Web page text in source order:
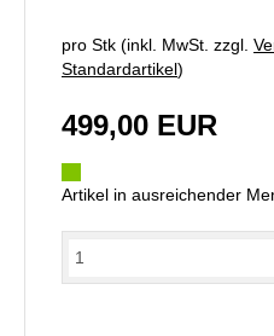
pro Stk (inkl. MwSt. zzgl.
Standardartikel)
499,00 EUR
Artikel in ausreichender